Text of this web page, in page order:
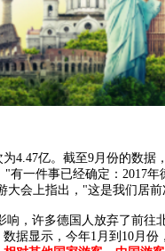
亿。截至9月份的数据
有一件事已经确定：2017
大会上指出，"这是我们居
许多德国人放弃了前往
据显示，今年1月到10月